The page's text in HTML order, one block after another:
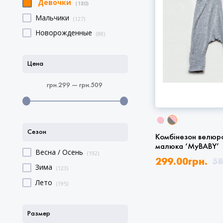
Девочки (180)
Мальчики (127)
Новорожденные (88)
Цена
грн.299 — грн.509
Сезон
Весна / Осень (192)
Зима (123)
Лето (195)
Размер
Комбінезон
малюка ‘MyBABY’
299.00грн.